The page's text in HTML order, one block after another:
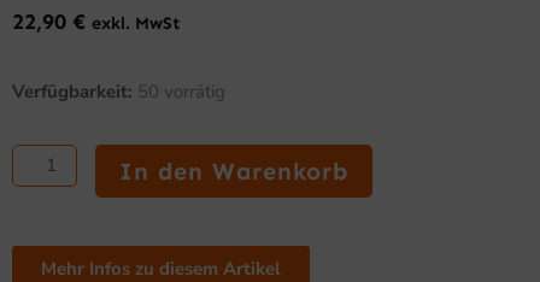
22,90 € exkl. MwSt
Verfügbarkeit: 50 vorrätig
Handschlaufe
Lark
1
In den Warenkorb
Mehr Infos zu diesem Artikel